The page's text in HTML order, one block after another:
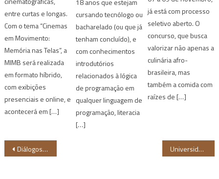
entre curtas e longas.
Com o tema “Cinemas
em Movimento:
Memória nas Telas”, a
MIMB será realizada
em formato híbrido,
com exibições
presenciais e online, e
acontecerá em […]
18 anos que estejam
cursando tecnólogo ou
bacharelado (ou que já
tenham concluído), e
com conhecimentos
introdutórios
relacionados à lógica
de programação em
qualquer linguagem de
programação, literacia
[…]
já está com processo
seletivo aberto. O
concurso, que busca
valorizar não apenas a
culinária afro-
brasileira, mas
também a comida com
raízes de […]
Navegação
Diálogos Insubmissos abre inscrições para mapeamento de escritoras negras nordestinas Universidade afrocentrada busca promover igualdade racial no meio acadêmico